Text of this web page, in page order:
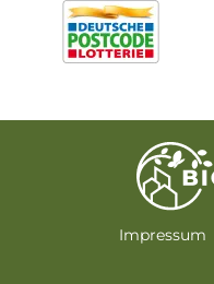
Impressum